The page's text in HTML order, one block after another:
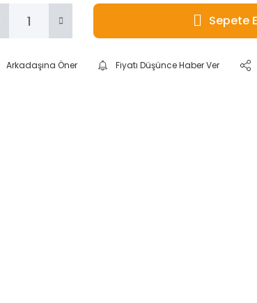
Sepete
Arkadaşına Öner Fiyatı Düşünce Haber Ver